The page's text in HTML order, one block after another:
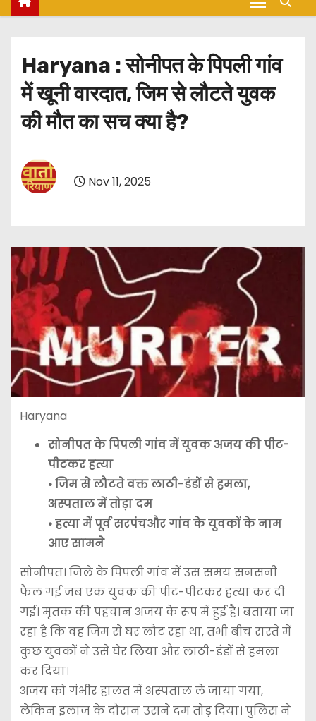
Haryana : सोनीपत के पिपली गांव
में खूनी वारदात, जिम से लौटते युवक
की मौत का सच क्या है?
Nov 11, 2025
Haryana
सोनीपत के पिपली गांव में युवक अजय की पीट-
पीटकर हत्या
• जिम से लौटते वक्त लाठी-डंडों से हमला,
अस्पताल में तोड़ा दम
• हत्या में पूर्व सरपंचऔर गांव के युवकों के नाम
आए सामने
सोनीपत। जिले के पिपली गांव में उस समय सनसनी
फैल गई जब एक युवक की पीट-पीटकर हत्या कर दी
गई। मृतक की पहचान अजय के रूप में हुई है। बताया जा
रहा है कि वह जिम से घर लौट रहा था, तभी बीच रास्ते में
कुछ युवकों ने उसे घेर लिया और लाठी-डंडों से हमला
कर दिया।
अजय को गंभीर हालत में अस्पताल ले जाया गया,
लेकिन इलाज के दौरान उसने दम तोड़ दिया। पुलिस ने